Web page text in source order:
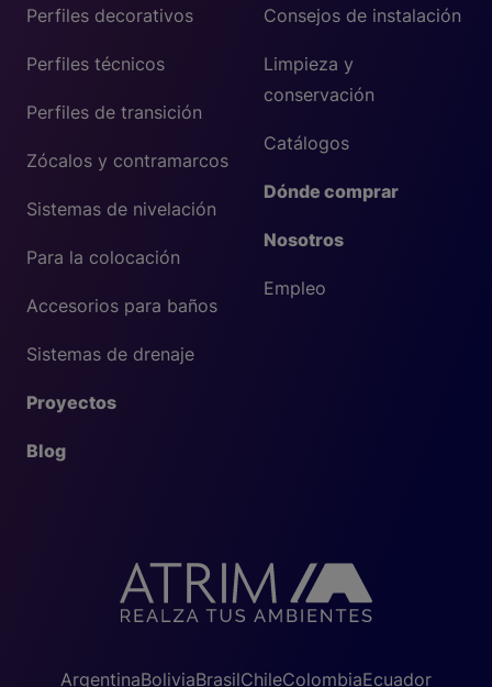
Consejos de instalación
Limpieza y
conservación
Catálogos
Dónde comprar
Nosotros
Empleo
Perfiles decorativos
Perfiles técnicos
Perfiles de transición
Zócalos y contramarcos
Sistemas de nivelación
Para la colocación
Accesorios para baños
Sistemas de drenaje
Proyectos
Blog
ArgentinaBoliviaBrasilChileColombiaEcuador